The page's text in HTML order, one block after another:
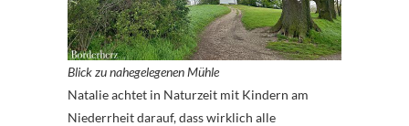
Blick zu nahegelegenen Mühle
Natalie achtet in Naturzeit mit Kindern am
Niederrheit darauf, dass wirklich alle